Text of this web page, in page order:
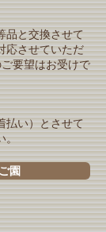
品と交換させて
応させていただ
要望はお受けで
払い）とさせて
。
園